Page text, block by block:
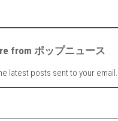
from ポップニュース
latest posts sent to your email.